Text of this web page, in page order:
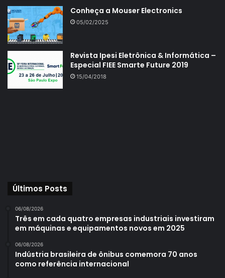
Conheça a Mouser Electronics
05/02/2025
Revista Ipesi Eletrônica & Informática –
Especial FIEE Smarte Future 2019
15/04/2018
Últimos Posts
06/08/2026
Três em cada quatro empresas industriais investiram
em máquinas e equipamentos novos em 2025
06/08/2026
Indústria brasileira de ônibus comemora 70 anos
como referência internacional